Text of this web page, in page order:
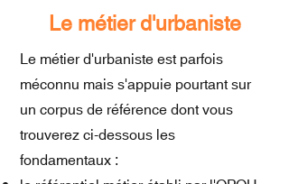
Le métier d'urbaniste
Le métier d'urbaniste est parfois
méconnu mais s'appuie pourtant sur
un corpus de référence dont vous
trouverez ci-dessous les
fondamentaux :